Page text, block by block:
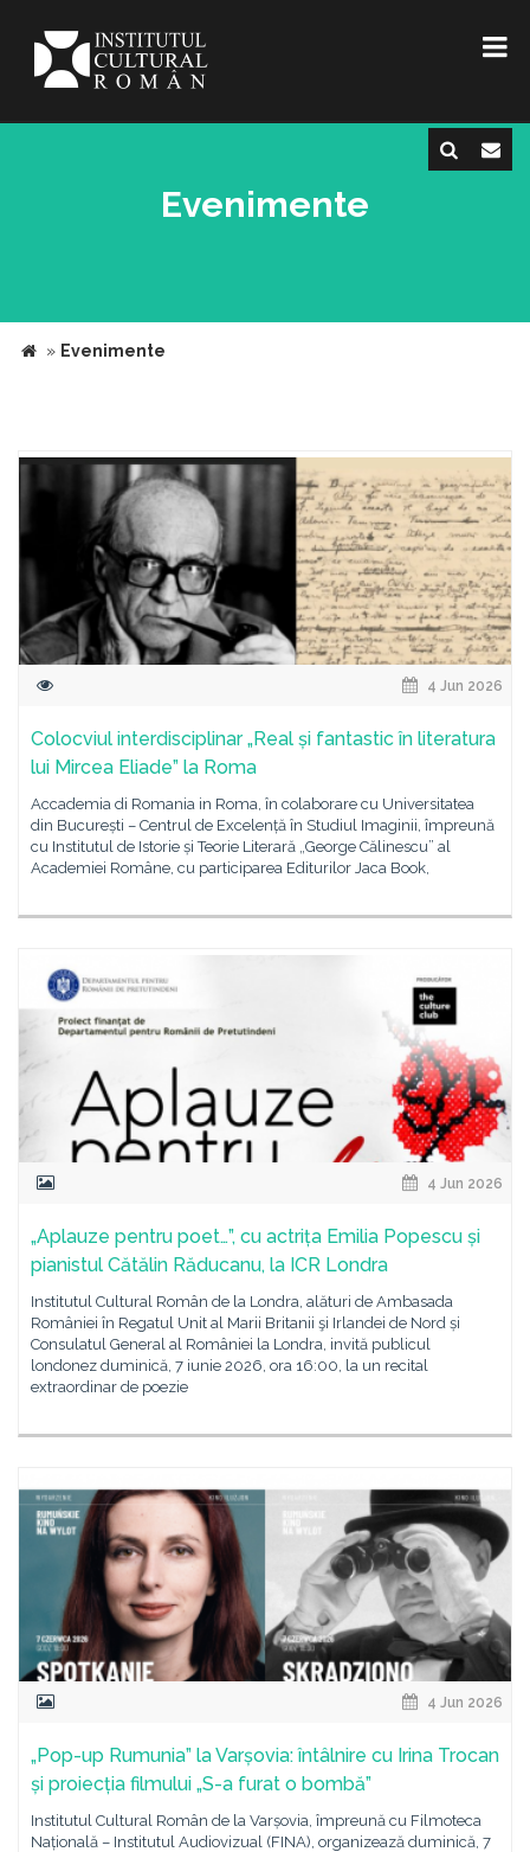
Evenimente
» Evenimente
4 Jun 2026
Colocviul interdisciplinar „Real și fantastic în literatura
lui Mircea Eliade” la Roma
Accademia di Romania in Roma, în colaborare cu Universitatea
din București – Centrul de Excelență în Studiul Imaginii, împreună
cu Institutul de Istorie și Teorie Literară „George Călinescu” al
Academiei Române, cu participarea Editurilor Jaca Book,
4 Jun 2026
„Aplauze pentru poet…”, cu actrița Emilia Popescu și
pianistul Cătălin Răducanu, la ICR Londra
Institutul Cultural Român de la Londra, alături de Ambasada
României în Regatul Unit al Marii Britanii şi Irlandei de Nord și
Consulatul General al României la Londra, invită publicul
londonez duminică, 7 iunie 2026, ora 16:00, la un recital
extraordinar de poezie
4 Jun 2026
„Pop-up Rumunia” la Varșovia: întâlnire cu Irina Trocan
și proiecția filmului „S-a furat o bombă”
Institutul Cultural Român de la Varșovia, împreună cu Filmoteca
Națională – Institutul Audiovizual (FINA), organizează duminică, 7